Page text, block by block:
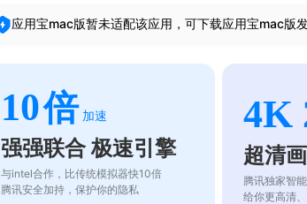
应用宝mac版暂未适配该应用，可下载应用宝mac版
10倍 加速
强强联合 极速引擎
与intel合作，比传统模拟器快10倍
腾讯安全加持，保护你的隐私
4K
超清
腾讯独家智
给你更高清